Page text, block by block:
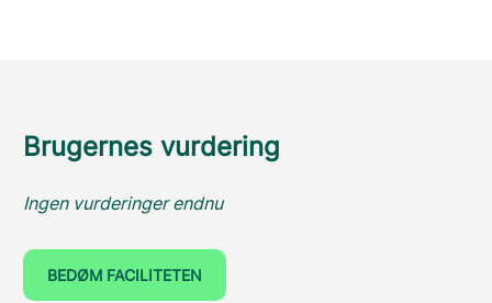
Brugernes vurdering
Ingen vurderinger endnu
BEDØM FACILITETEN